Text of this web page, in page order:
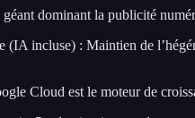
dominant la publicité
(IA incluse) : Maintien de
Cloud est le moteur de